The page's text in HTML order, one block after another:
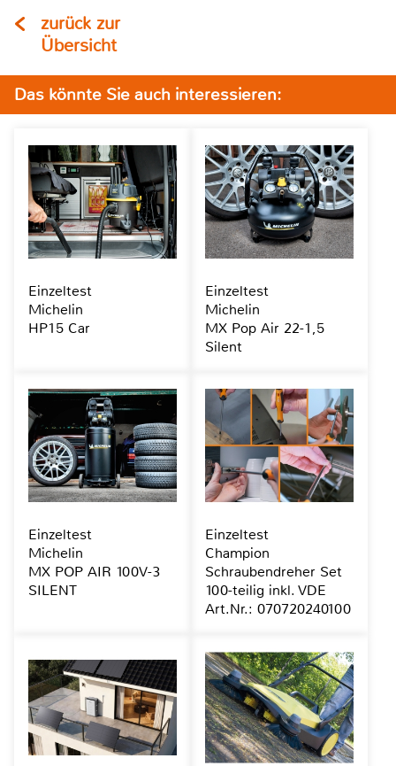
zurück zur
Übersicht
Das könnte Sie auch interessieren:
Einzeltest
Michelin
HP15 Car
Einzeltest
Michelin
MX Pop Air 22-1,5
Silent
Einzeltest
Michelin
MX POP AIR 100V-3
SILENT
Einzeltest
Champion
Schraubendreher Set
100-teilig inkl. VDE
Art.Nr.: 070720240100